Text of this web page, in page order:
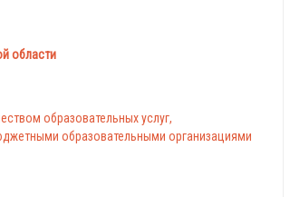
области
образовательных услуг,
образовательными организациями